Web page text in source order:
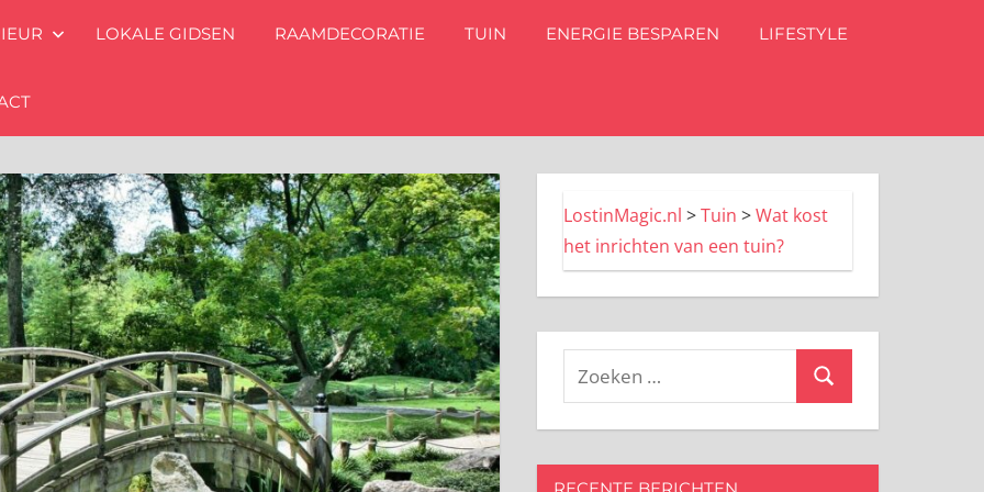
LOKALE GIDSEN RAAMDECORATIE TUIN ENERGIE BESPAREN LIFESTYLE
LostinMagic.nl >Tuin >Wat kost
het inrichten van een tuin?
Zoeken
Zoeken